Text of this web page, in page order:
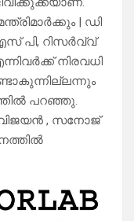
| ഡി
പി, റിസർവ്വ്
നിരവധി
പറഞ്ഞു.
വിജയൻ , സനോജ്